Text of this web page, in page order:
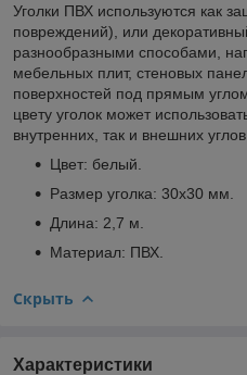
Уголки ПВХ используются как
повреждений), или
разнообразными способами,
мебельных плит, стеновых
поверхностей под прямым
цвету уголок может
внутренних, так и внешних углов.
Цвет: белый.
Размер уголка: 30х30 мм.
Длина: 2,7 м.
Материал: ПВХ.
Скрыть
Характеристики